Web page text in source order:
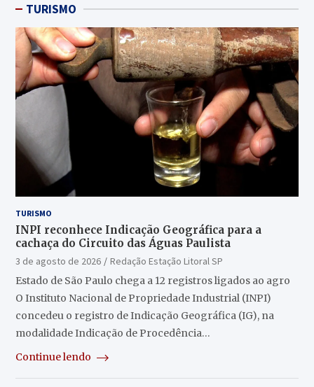
TURISMO
TURISMO
INPI reconhece Indicação Geográfica para a
cachaça do Circuito das Águas Paulista
3 de agosto de 2026
Redação Estação Litoral SP
Estado de São Paulo chega a 12 registros ligados ao agro
O Instituto Nacional de Propriedade Industrial (INPI)
concedeu o registro de Indicação Geográfica (IG), na
modalidade Indicação de Procedência…
Continue lendo